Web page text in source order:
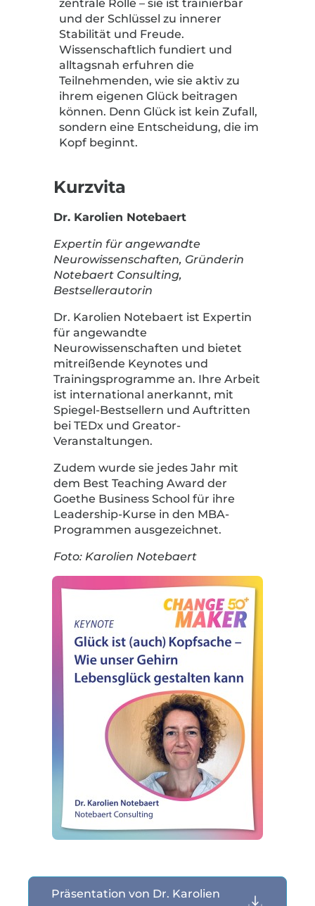
zentrale Rolle – sie ist trainierbar
und der Schlüssel zu innerer
Stabilität und Freude.
Wissenschaftlich fundiert und
alltagsnah erfuhren die
Teilnehmenden, wie sie aktiv zu
ihrem eigenen Glück beitragen
können. Denn Glück ist kein Zufall,
sondern eine Entscheidung, die im
Kopf beginnt.
Kurzvita
Dr. Karolien Notebaert
Expertin für angewandte
Neurowissenschaften, Gründerin
Notebaert Consulting,
Bestsellerautorin
Dr. Karolien Notebaert ist Expertin
für angewandte
Neurowissenschaften und bietet
mitreißende Keynotes und
Trainingsprogramme an. Ihre Arbeit
ist international anerkannt, mit
Spiegel-Bestsellern und Auftritten
bei TEDx und Greator-
Veranstaltungen.
Zudem wurde sie jedes Jahr mit
dem Best Teaching Award der
Goethe Business School für ihre
Leadership-Kurse in den MBA-
Programmen ausgezeichnet.
Foto: Karolien Notebaert
Präsentation von Dr. Karolien